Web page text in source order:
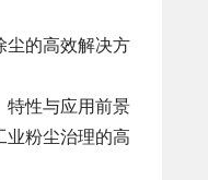
尘的高效解决方
特性与应用前景
业粉尘治理的高